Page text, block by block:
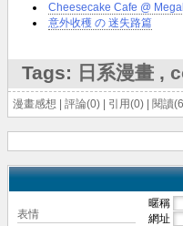
Cheesecake Cafe @
意外收穫 の 迷失路篇
Tags: 日系漫畫 ,
漫畫感想 評論(0) 引用(0) 閱讀
表情
暱稱
網址